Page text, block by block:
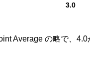
3.0
Average の略で、